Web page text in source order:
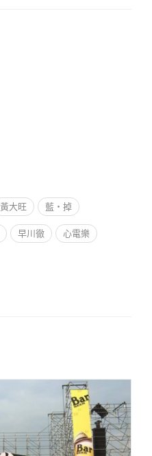
黃大旺 藍‧掉
早川徹 心電樂